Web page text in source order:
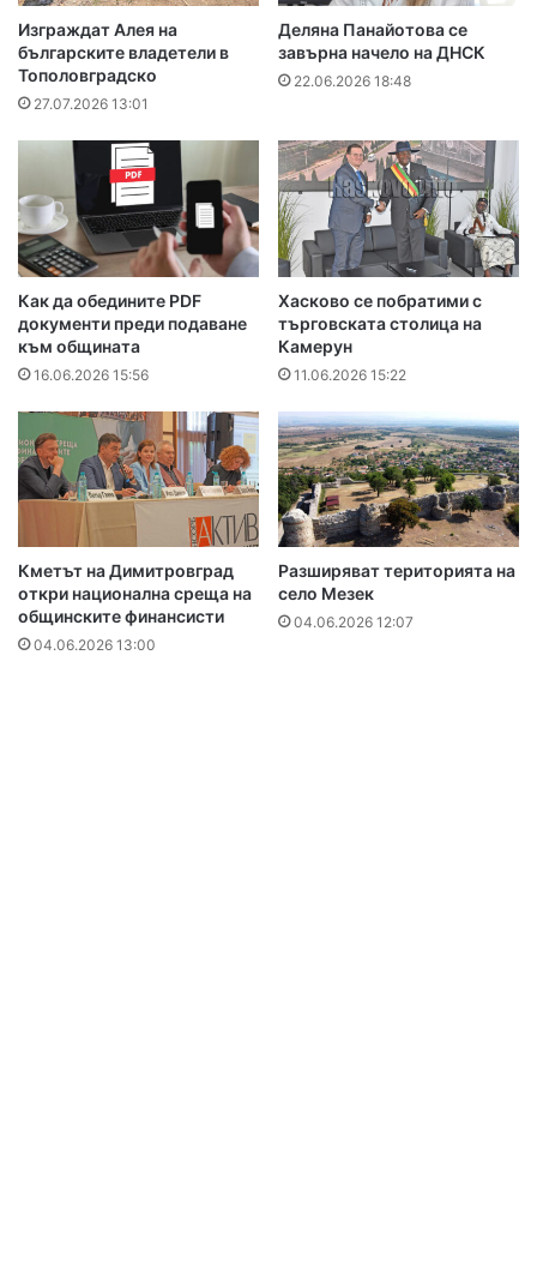
Изграждат Алея на
българските владетели в
Тополовградско
27.07.2026 13:01
Деляна Панайотова се
завърна начело на ДНСК
22.06.2026 18:48
Как да обедините PDF
документи преди подаване
към общината
16.06.2026 15:56
Хасково се побратими с
търговската столица на
Камерун
11.06.2026 15:22
Кметът на Димитровград
откри национална среща на
общинските финансисти
04.06.2026 13:00
Разширяват територията на
село Мезек
04.06.2026 12:07